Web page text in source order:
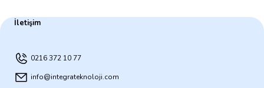
İletişim
0216 372 10 77
info@integrateknoloji.com